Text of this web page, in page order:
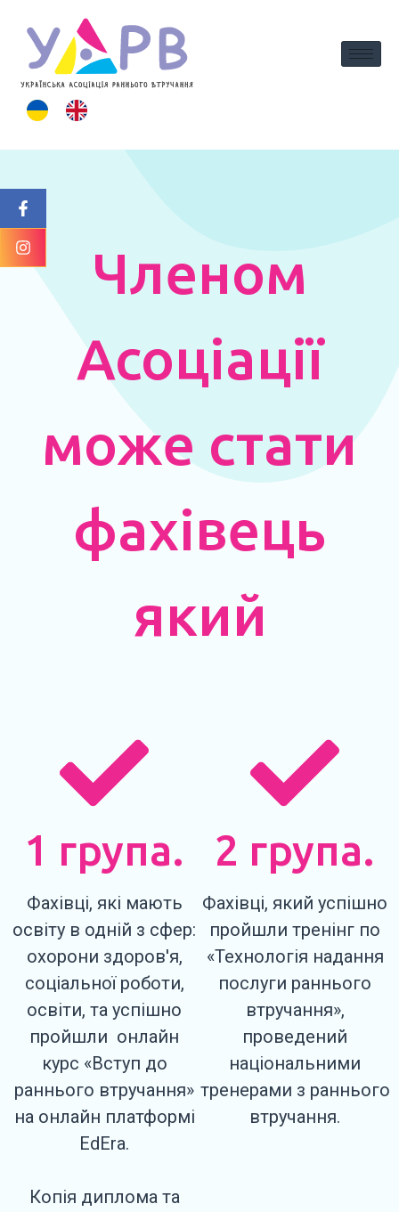
вмісту
Членом
Асоціації
може стати
фахівець
який
1 група.
Фахівці, які мають
освіту в одній з сфер:
охорони здоров'я,
соціальної роботи,
освіти, та успішно
пройшли онлайн
курс «Вступ до
раннього втручання»
на онлайн платформі
EdEra.
Копія диплома та
2 група.
Фахівці, який успішно
пройшли тренінг по
«Технологія надання
послуги раннього
втручання»,
проведений
національними
тренерами з раннього
втручання.